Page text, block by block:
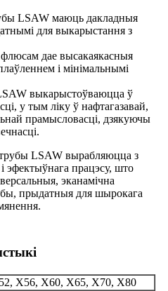
LSAW маюць дакладныя
для выкарыстання з
флюсам дае высакаякасныя
і мінімальнымі
выкарыстоўваюцца ў
у тым ліку ў нафтагазавай,
прамысловасці, дзякуючы
LSAW вырабляюцца з
эфектыўнага працэсу, што
эканамічна
прыдатныя для шырокага
X56, X60, X65, X70, X80